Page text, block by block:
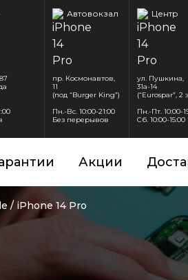
Автовокзал
пр. Космонавтов,
11
(под “Burger King”)
Пн.-Вс. 10:00-21:00
Без перерывов
Центр
ул. Пушкина,
31а-14
(“Eurospar”, 2
Пн.-Пт. 10:00-
Сб. 10:00-15:00
Акции
/ iPhone 14 Pro